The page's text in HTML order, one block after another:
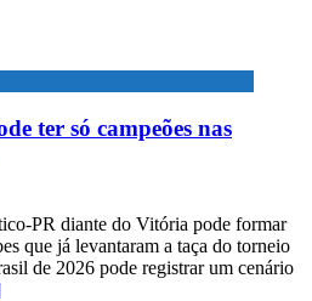
ter só campeões nas
PR diante do Vitória pode formar
que já levantaram a taça do torneio
de 2026 pode registrar um cenário